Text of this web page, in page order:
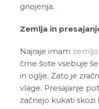
gnojenja.
Zemlja in
Najraje imam
črne šote vsebuje
in oglje. Zato je
vlage. Presajanje
začnejo kukati